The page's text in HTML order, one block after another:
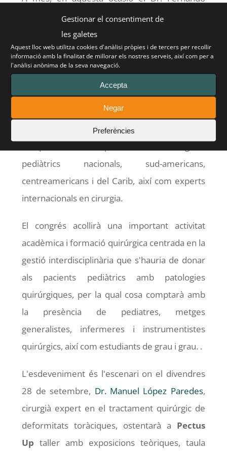
Gestionar el consentiment de
les galetes
Aquest lloc web utilitza cookies d'anàlisi pròpies i de tercers per recollir
informació amb la finalitat de millorar els nostres serveis, així com per a
l'anàlisi anònima de la seva navegació.
Accepta
Negar
Preferències
Fierro forma part de la Comissió de Recerca
del congrés, juntament amb
metgesAbraham Chams Anturi,Oscar
SalazariPedro Villamizar Beltrán
L'acte estarà presidit perDr. Iván Darío
, actual president de la
Societat Colombiana de Cirurgia Pediàtrica, i
pediàtrics nacionals, sud-americans,
centreamericans i del Carib, així com experts
internacionals en cirurgia.
El congrés acollirà una important activitat
acadèmica i formació quirúrgica centrada en la
gestió interdisciplinària que s'hauria de donar
als pacients pediàtrics amb patologies
quirúrgiques, per la qual cosa comptarà amb
la presència de pediatres, metges
generalistes, infermeres i instrumentistes
quirúrgics, així com estudiants de grau i grau. .
L'esdeveniment és l'escenari on el divendres
28 de setembre, Dr. Manuel López Paredes,
cirurgià expert en el tractament quirúrgic de
deformitats toràciques, ostentarà a Pectus
Up taller amb exposicions teòriques, taula